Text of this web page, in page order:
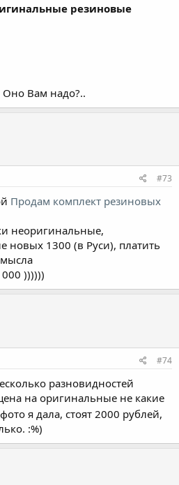
резиновые
Оно Вам надо?..
#73
Продам комплект резиновых
неоригинальные,
новых 1300 (в Руси), платить
))))))
#74
разновидностей
на оригинальные не какие
я дала, стоят 2000 рублей,
:%)